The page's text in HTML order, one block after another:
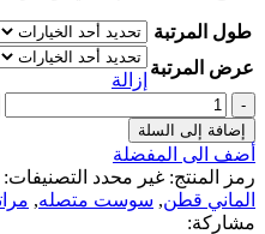
طول المرتبة
عرض المرتبة
إزالة
إضافة إلى السلة
أضف الى المفضلة
رمز المنتج: غير محدد التصنيفات:
الماني قطن, سوست متصله,
مشاركة: